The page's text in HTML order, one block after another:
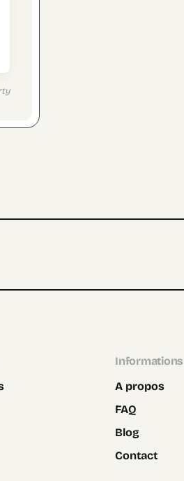
Informations
A propos
FAQ
Blog
Contact